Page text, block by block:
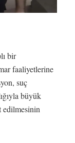
bir
faaliyetlerine
suç
büyük
edilmesinin